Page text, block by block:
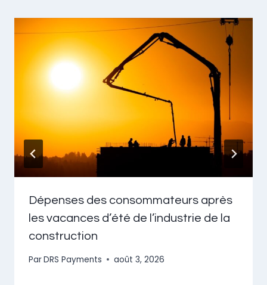
Dépenses des consommateurs après
les vacances d’été de l’industrie de la
construction
ParDRS Payments août 3, 2026